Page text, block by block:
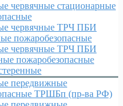
червячные стационарные
червячные ТРЧ ПБИ
пожаробезопасные
червячные ТРЧ ПБИ
пожаробезопасные
передвижные
ТРШБп (пр-ва РФ)